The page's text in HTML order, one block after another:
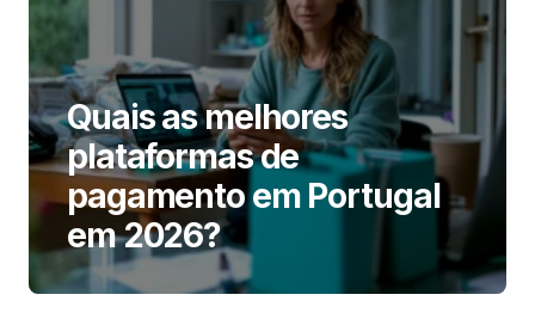
Quais as melhores
plataformas de
pagamento em Portugal
em 2026?